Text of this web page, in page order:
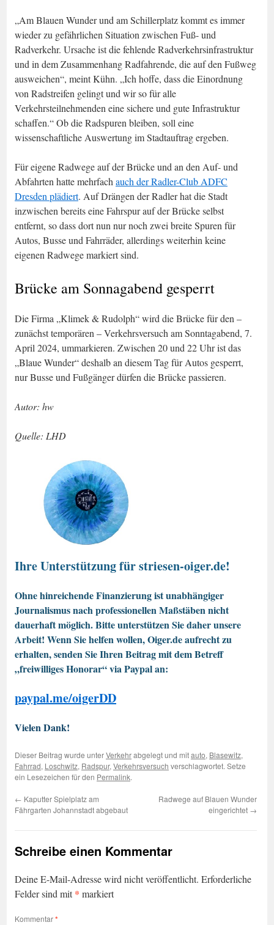
„Am Blauen Wunder und am Schillerplatz kommt es immer
wieder zu gefährlichen Situation zwischen Fuß- und
Radverkehr. Ursache ist die fehlende Radverkehrsinfrastruktur
und in dem Zusammenhang Radfahrende, die auf den Fußweg
ausweichen“, meint Kühn. „Ich hoffe, dass die Einordnung
von Radstreifen gelingt und wir so für alle
Verkehrsteilnehmenden eine sichere und gute Infrastruktur
schaffen.“ Ob die Radspuren bleiben, soll eine
wissenschaftliche Auswertung im Stadtauftrag ergeben.
Für eigene Radwege auf der Brücke und an den Auf- und
Abfahrten hatte mehrfach auch der Radler-Club ADFC
Dresden plädiert. Auf Drängen der Radler hat die Stadt
inzwischen bereits eine Fahrspur auf der Brücke selbst
entfernt, so dass dort nun nur noch zwei breite Spuren für
Autos, Busse und Fahrräder, allerdings weiterhin keine
eigenen Radwege markiert sind.
Brücke am Sonnagabend gesperrt
Die Firma „Klimek & Rudolph“ wird die Brücke für den –
zunächst temporären – Verkehrsversuch am Sonntagabend, 7.
April 2024, ummarkieren. Zwischen 20 und 22 Uhr ist das
„Blaue Wunder“ deshalb an diesem Tag für Autos gesperrt,
nur Busse und Fußgänger dürfen die Brücke passieren.
Autor: hw
Quelle: LHD
Ihre Unterstützung für striesen-oiger.de!
Ohne hinreichende Finanzierung ist unabhängiger
Journalismus nach professionellen Maßstäben nicht
dauerhaft möglich. Bitte unterstützen Sie daher unsere
Arbeit! Wenn Sie helfen wollen, Oiger.de aufrecht zu
erhalten, senden Sie Ihren Beitrag mit dem Betreff
„freiwilliges Honorar“ via Paypal an:
paypal.me/oigerDD
Vielen Dank!
Dieser Beitrag wurde unterVerkehrabgelegt und mitauto, Blasewitz,
Fahrrad, Loschwitz, Radspur,Verkehrsversuch verschlagwortet. Setze
ein Lesezeichen für den Permalink.
← Kaputter Spielplatz am
Fährgarten Johannstadt abgebaut
Radwege auf Blauen Wunder
eingerichtet →
Schreibe einen Kommentar
Deine E-Mail-Adresse wird nicht veröffentlicht. Erforderliche
Felder sind mit* markiert
Kommentar*